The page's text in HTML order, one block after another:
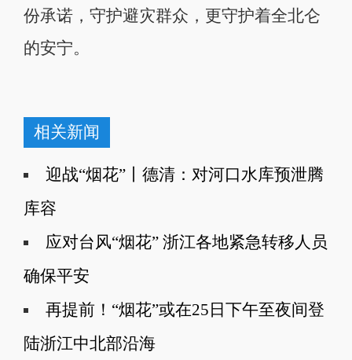
份承诺，守护避灾群众，更守护着全北仑
的安宁。
相关新闻
迎战“烟花”丨德清：对河口水库预泄腾
库容
应对台风“烟花” 浙江各地紧急转移人员
确保平安
再提前！“烟花”或在25日下午至夜间登
陆浙江中北部沿海